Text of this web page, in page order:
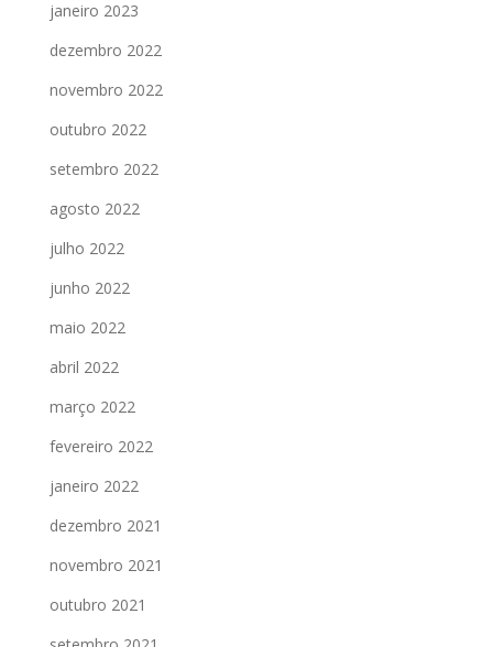
janeiro 2023
dezembro 2022
novembro 2022
outubro 2022
setembro 2022
agosto 2022
julho 2022
junho 2022
maio 2022
abril 2022
março 2022
fevereiro 2022
janeiro 2022
dezembro 2021
novembro 2021
outubro 2021